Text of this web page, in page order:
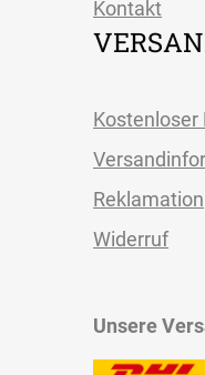
Kontakt
Kostenloser
Reklamation
Widerruf
Unsere